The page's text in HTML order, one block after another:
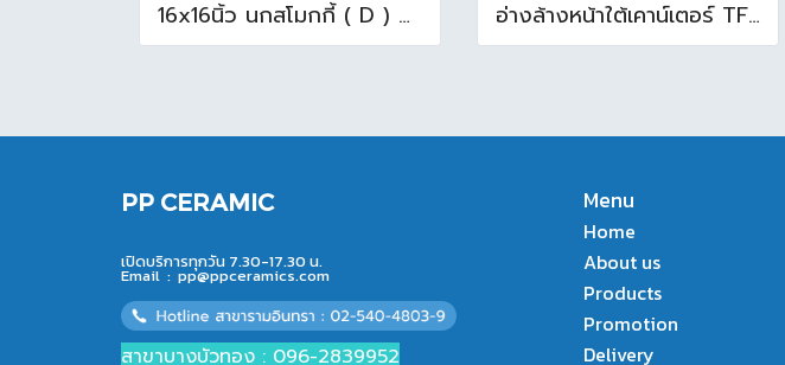
16x16นิ้ว นกสโมกกี้ ( D ) A (Pack6) อ่างล้างหน้าใต้เคาน์เตอร์ TF-0458 สีขาว
PP CERAMIC
เปิดบริการทุกวัน 7.30-17.30 น.
Email : pp@ppceramics.com
สาขาบางบัวทอง : 096-2839952
Menu
Home
About us
Products
Promotion
Delivery